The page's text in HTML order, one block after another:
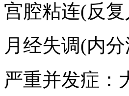
宫腔粘连(反
月经失调(内
严重并发症：